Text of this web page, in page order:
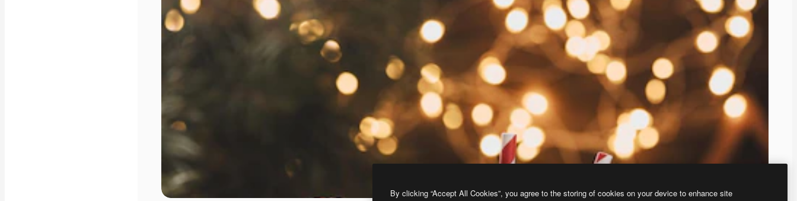
By clicking “Accept All Cookies”, you agree to the storing of cookies on your device to enhance site